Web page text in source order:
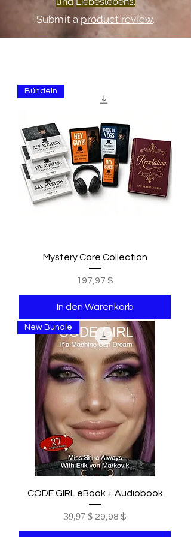
Submit a product review.
Bündeln
Mystery Core Collection
Preis
197,97 $
In den Warenkorb
New Bundle
CODE GIRL eBook + Audiobook
Standardpreis
39,97 $ Sale-Preis
29,98 $